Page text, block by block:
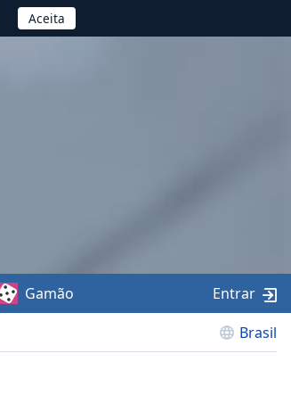
Brasil
Gamão Entrar